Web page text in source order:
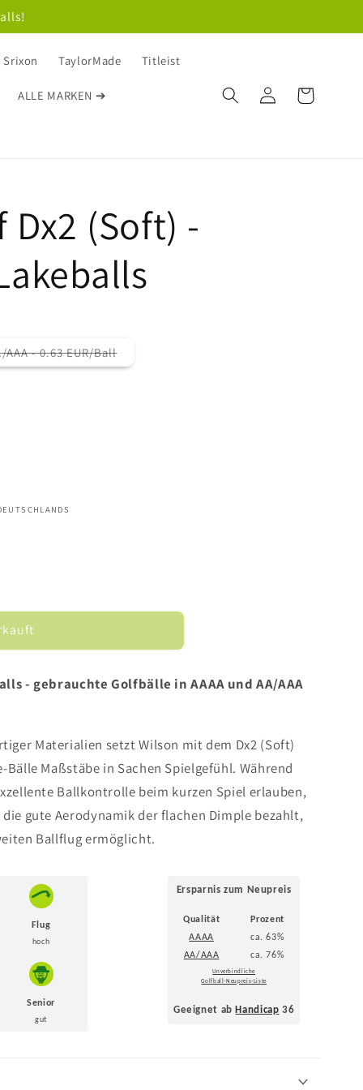
Srixon TaylorMade Titleist
ALLE MARKEN ➔ EinloggenWarenkorb
(Soft) -
AAA - 0.63 EUR/Ball
Variante
ausverkauft
- gebrauchte Golfbälle in AAAA und AA/AAA
Materialien setzt Wilson mit dem Dx2 (Soft)
Maßstäbe in Sachen Spielgefühl. Während
Ballkontrolle beim kurzen Spiel erlauben,
gute Aerodynamik der flachen Dimple bezahlt,
Ballflug ermöglicht.
Flug
hoch
Senior
gut
Ersparnis zum Neupreis
Qualität
Prozent
AAAA
ca. 63%
AA/AAA
ca. 76%
Unverbindliche
Golfball-Neupreis-Liste
Geeignet ab Handicap 36